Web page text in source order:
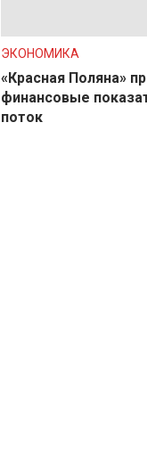
ЭКОНОМИКА
«Красная Поляна»
финансовые
поток